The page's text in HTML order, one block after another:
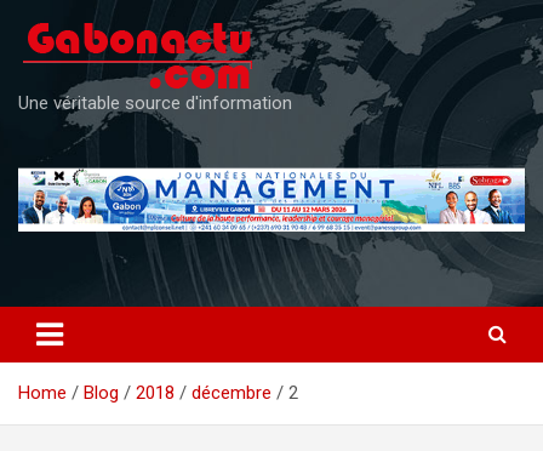
content
Une véritable source d'information
Home Blog 2018 décembre 2